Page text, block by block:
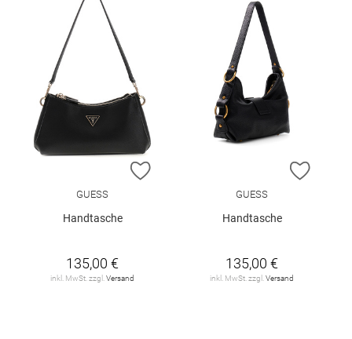
ZUR WUNSCHLISTE HINZUFÜGEN
GUESS
Handtasche
135,00 €
inkl. MwSt. zzgl. Versand
ZUR
GUESS
Handtasche
135,00 €
inkl. MwSt. zzgl. Versand